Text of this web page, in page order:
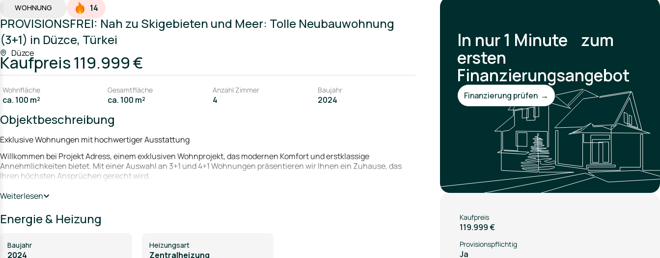
WOHNUNG 14
PROVISIONSFREI: Nah zu Skigebieten und Meer: Tolle Neubauwohnung
(3+1) in Düzce, Türkei
Düzce
Kaufpreis119.999 €
Wohnfläche
ca. 100 m²
Gesamtfläche
ca. 100 m²
Anzahl Zimmer
4
Baujahr
2024
Objektbeschreibung
Exklusive Wohnungen mit hochwertiger Ausstattung
Willkommen bei Projekt Adress, einem exklusiven Wohnprojekt, das modernen Komfort und erstklassige
Annehmlichkeiten bietet. Mit einer Auswahl an 3+1 und 4+1 Wohnungen präsentieren wir Ihnen ein Zuhause, das
Ihren höchsten Ansprüchen gerecht wird.
Lage und Anbindung:
Projekt Adress bietet eine ideale Lage mit einfacher Anbindung an wichtige Einrichtungen und Attraktionen:
•Nur 200 m bis zur nächsten Bushaltestelle
•2,9 km zum nächsten Krankenhaus
•7,3 km zur Universität
Weiterlesen
Energie & Heizung
Baujahr
2024
Heizungsart
Zentralheizung
In nur 1 Minute zum
ersten
Finanzierungsangebot
Finanzierung prüfen →
Kaufpreis
119.999 €
Provisionspflichtig
Ja